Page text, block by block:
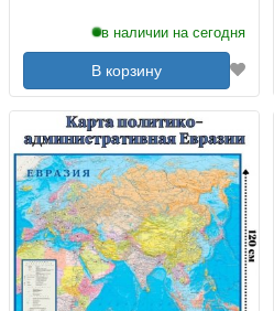
в наличии на сегодня
В корзину